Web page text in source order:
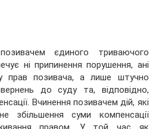
єдиного триваючого
ні припинення порушення, ані
прав позивача, а лише штучно
до суду та, відповідно,
Вчинення позивачем дій, які
збільшення суми компенсації